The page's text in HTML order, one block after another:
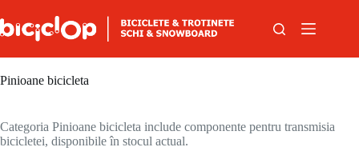
Pinioane bicicleta
Categoria Pinioane bicicleta include componente pentru transmisia
bicicletei, disponibile în stocul actual.